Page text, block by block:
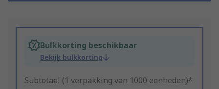
Bulkkorting beschikbaar
Bekijk bulkkorting
Subtotaal (1 verpakking van 1000 eenheden)*